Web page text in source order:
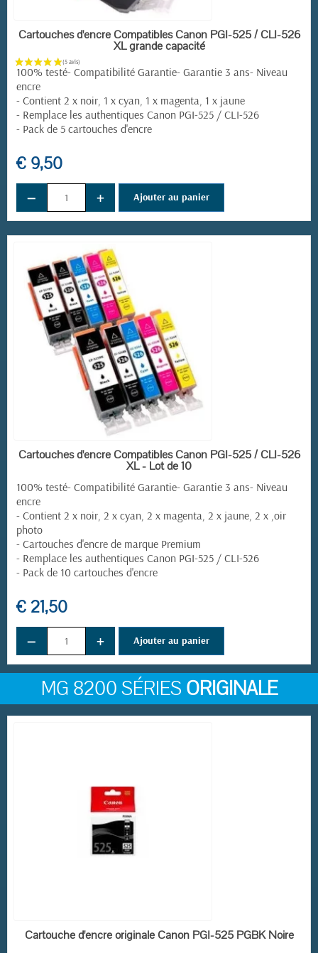
EN STOCK
Cartouches d'encre Compatibles Canon PGI-525 / CLI-526
XL grande capacité
100% testé- Compatibilité Garantie- Garantie 3 ans- Niveau
encre
- Contient 2 x noir, 1 x cyan, 1 x magenta, 1 x jaune
- Remplace les authentiques Canon PGI-525 / CLI-526
- Pack de 5 cartouches d'encre
€ 9,50
− + Ajouter au panier
EN STOCK
Cartouches d'encre Compatibles Canon PGI-525 / CLI-526
XL - Lot de 10
100% testé- Compatibilité Garantie- Garantie 3 ans- Niveau
encre
- Contient 2 x noir, 2 x cyan, 2 x magenta, 2 x jaune, 2 x ,oir
photo
- Cartouches d'encre de marque Premium
- Remplace les authentiques Canon PGI-525 / CLI-526
- Pack de 10 cartouches d'encre
€ 21,50
− + Ajouter au panier
MG 8200 SÉRIES ORIGINALE
EN STOCK
Cartouche d'encre originale Canon PGI-525 PGBK Noire